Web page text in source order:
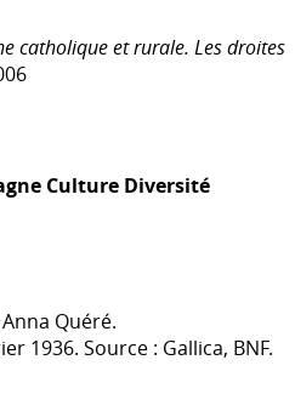
catholique et rurale. Les droites
Culture Diversité
Quéré.
1936. Source : Gallica, BNF.